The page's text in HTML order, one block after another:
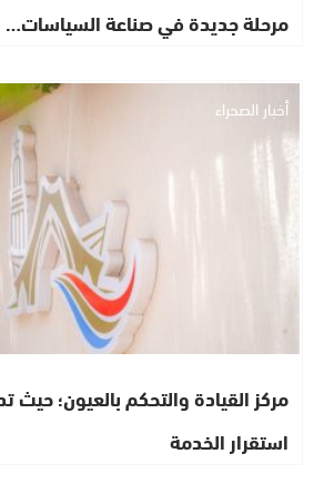
مرحلة جديدة في صناعة السياسات…
أخبار الصحراء
مركز القيادة والتحكم بالعيون؛ حيث
استقرار الخدمة